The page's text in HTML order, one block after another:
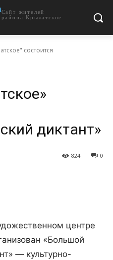
Сайт жителей
района Крылатское
состоится
диктант»
0
824
центре
«Большой
— культурно-